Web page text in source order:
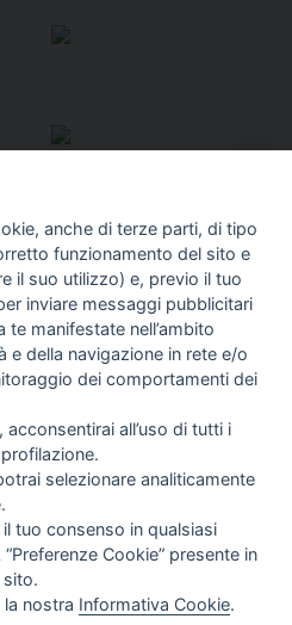
Vedi tutti
| Registrazione al Tribunale Civile
anche di terze parti, di tipo
funzionamento del sito e
il suo utilizzo) e, previo il tuo
inviare messaggi pubblicitari
te manifestate nell’ambito
e della navigazione in rete e/o
dei comportamenti dei
acconsentirai all’uso di tutti i
selezionare analiticamente
tuo consenso in qualsiasi
Cookie” presente in
sito.
la nostra Informativa Cookie.